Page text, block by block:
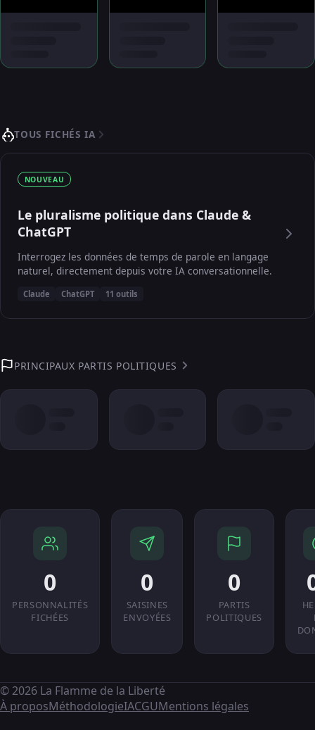
TOUS FICHÉS IA
NOUVEAU
Le pluralisme politique dans Claude &
ChatGPT
Interrogez les données de temps de parole en langage
naturel, directement depuis votre IA conversationnelle.
Claude ChatGPT 11 outils
PRINCIPAUX PARTIS POLITIQUES
0
PERSONNALITÉS
FICHÉES
0
SAISINES
ENVOYÉES
0
PARTIS
POLITIQUES
© 2026 La Flamme de la Liberté
À proposMéthodologieIACGUMentions légales